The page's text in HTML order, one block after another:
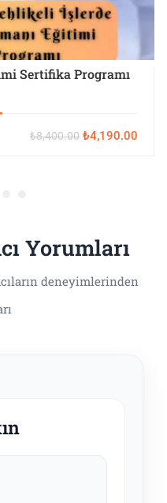
Sertifika Programı
₺8,400.00 ₺4,190.00
Yorumları